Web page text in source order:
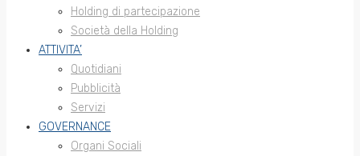
Holding di partecipazione
Società della Holding
ATTIVITA’
Quotidiani
Pubblicità
Servizi
GOVERNANCE
Organi Sociali